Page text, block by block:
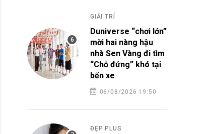
GIẢI TRÍ
Duniverse “chơi lớn”
mời hai nàng hậu
nhà Sen Vàng đi tìm
“Chỗ đứng” khó tại
bến xe
06/08/2026 19:50
ĐẸP PLUS